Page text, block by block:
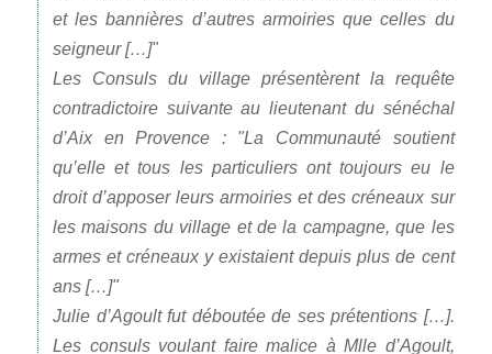
et les bannières d’autres armoiries que celles du
seigneur […]
Les Consuls du village présentèrent la requête
contradictoire suivante au lieutenant du sénéchal
d’Aix en Provence :
La Communauté soutient
qu’elle et tous les particuliers ont toujours eu le
droit d’apposer leurs armoiries et des créneaux sur
les maisons du village et de la campagne, que les
armes et créneaux y existaient depuis plus de cent
ans […]
Julie d’Agoult fut déboutée de ses prétentions […].
Les consuls voulant faire malice à Mlle d’Agoult,